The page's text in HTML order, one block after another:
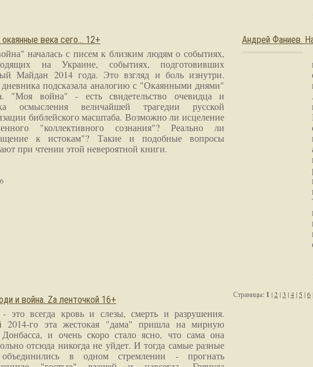
века сего… 12+
началась с писем к близким людям о событиях,
на Украине, событиях, подготовивших
Майдан 2014 года. Это взгляд и боль изнутри.
подсказала аналогию с "Окаянными днями"
"Моя война" - есть свидетельство очевидца и
осмысления величайшей трагедии русской
библейского масштаба. Возможно ли исцеление
"коллективного сознания"? Реально ли
к истокам"? Такие и подобные вопросы
при чтении этой невероятной книги.
Андрей Фаниев.
и война. Zа ленточкой 16+
это всегда кровь и слезы, смерть и разрушения.
2014-го эта жестокая "дама" пришла на мирную
и очень скоро стало ясно, что сама она
отсюда никогда не уйдет. И тогда самые разные
в одном стремлении - прогнать
Страницы: 1 |2|3 |4| 5 |6|